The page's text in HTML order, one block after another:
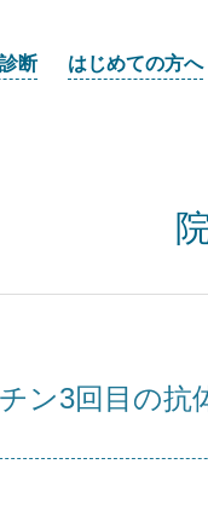
断 はじめての方へ
ン3回目の抗